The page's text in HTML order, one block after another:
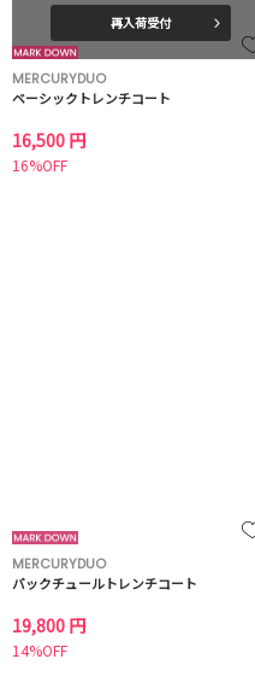
再入荷受付
MERCURYDUO
ベーシックトレンチコート
16,500 円
16%OFF
MERCURYDUO
バックチュールトレンチコート
19,800 円
14%OFF